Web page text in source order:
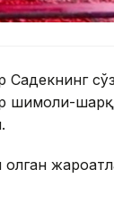
шимоли-